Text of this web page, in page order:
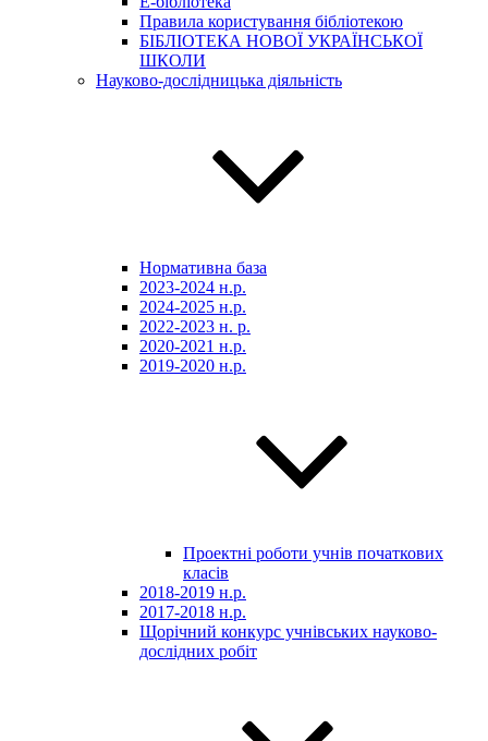
Правила користування бібліотекою
БІБЛІОТЕКА НОВОЇ УКРАЇНСЬКОЇ
ШКОЛИ
Науково-дослідницька діяльність
Нормативна база
2023-2024 н.р.
2024-2025 н.р.
2022-2023 н. р.
2020-2021 н.р.
2019-2020 н.р.
Проектні роботи учнів початкових
класів
2018-2019 н.р.
2017-2018 н.р.
Щорічний конкурс учнівських науково-
дослідних робіт